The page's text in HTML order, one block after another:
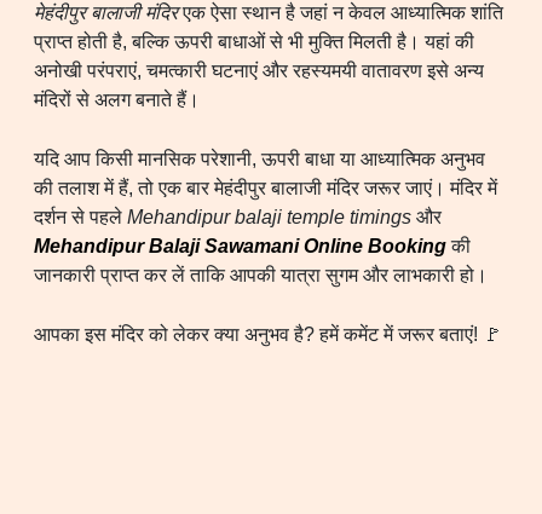
मेहंदीपुर बालाजी मंदिरएक ऐसा स्थान है जहां न केवल आध्यात्मिक शांति
प्राप्त होती है, बल्कि ऊपरी बाधाओं से भी मुक्ति मिलती है। यहां की
अनोखी परंपराएं, चमत्कारी घटनाएं और रहस्यमयी वातावरण इसे अन्य
मंदिरों से अलग बनाते हैं।
यदि आप किसी मानसिक परेशानी, ऊपरी बाधा या आध्यात्मिक अनुभव
की तलाश में हैं, तो एक बार मेहंदीपुर बालाजी मंदिर जरूर जाएं। मंदिर में
दर्शन से पहले Mehandipur balaji temple timings और
Mehandipur Balaji Sawamani Online Booking की
जानकारी प्राप्त कर लें ताकि आपकी यात्रा सुगम और लाभकारी हो।
आपका इस मंदिर को लेकर क्या अनुभव है? हमें कमेंट में जरूर बताएं! 🚩